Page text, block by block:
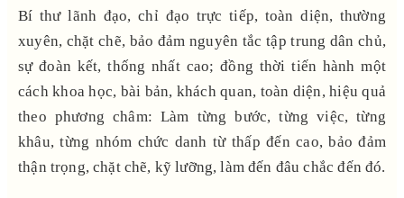
Bí thư lãnh đạo, chỉ đạo trực tiếp, toàn diện, thường
xuyên, chặt chẽ, bảo đảm nguyên tắc tập trung dân chủ,
sự đoàn kết, thống nhất cao; đồng thời tiến hành một
cách khoa học, bài bản, khách quan, toàn diện, hiệu quả
theo phương châm: Làm từng bước, từng việc, từng
khâu, từng nhóm chức danh từ thấp đến cao, bảo đảm
thận trọng, chặt chẽ, kỹ lưỡng, làm đến đâu chắc đến đó.